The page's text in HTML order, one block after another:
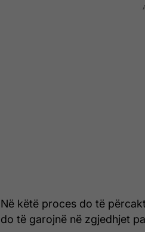
Në këtë proces do të
do të garojnë në zgjedhjet